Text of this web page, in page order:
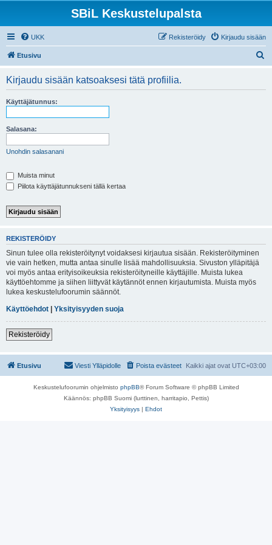
SBiL Keskustelupalsta
UKK Kirjaudu sisään
Rekisteröidy
Etusivu
Kirjaudu sisään katsoaksesi tätä profiilia.
Käyttäjätunnus:
Salasana:
Unohdin salasanani
Muista minut
Piilota käyttäjätunnukseni tällä kertaa
REKISTERÖIDY
Sinun tulee olla rekisteröitynyt voidaksesi kirjautua sisään. Rekisteröityminen
vie vain hetken, mutta antaa sinulle lisää mahdollisuuksia. Sivuston ylläpitäjä
voi myös antaa erityisoikeuksia rekisteröityneille käyttäjille. Muista lukea
käyttöehtomme ja siihen liittyvät käytännöt ennen kirjautumista. Muista myös
lukea keskustelufoorumin säännöt.
Käyttöehdot | Yksityisyyden suoja
Rekisteröidy
Etusivu Kaikki ajat ovat UTC+03:00
Poista evästeet
Viesti Ylläpidolle
Keskustelufoorumin ohjelmisto phpBB® Forum Software © phpBB Limited
Käännös: phpBB Suomi (lurttinen, harritapio, Pettis)
Yksityisyys | Ehdot